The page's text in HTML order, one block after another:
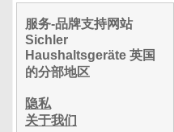
服务-品牌支持网站
Sichler
Haushaltsgeräte 英国
的分部地区
隐私
关于我们